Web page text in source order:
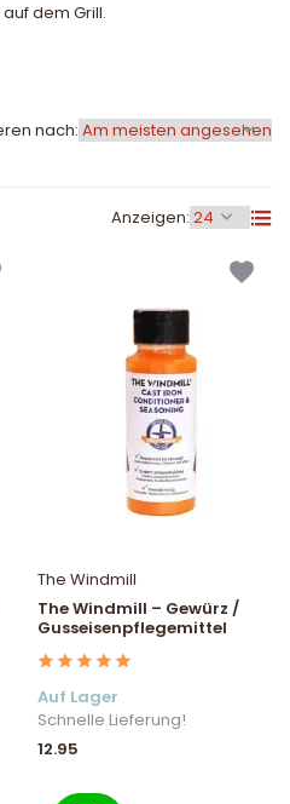
dem Grill.
Anzeigen:
nach:
The Windmill
The Windmill – Gewürz /
Gusseisenpflegemittel
Auf Lager
Schnelle Lieferung!
12.95